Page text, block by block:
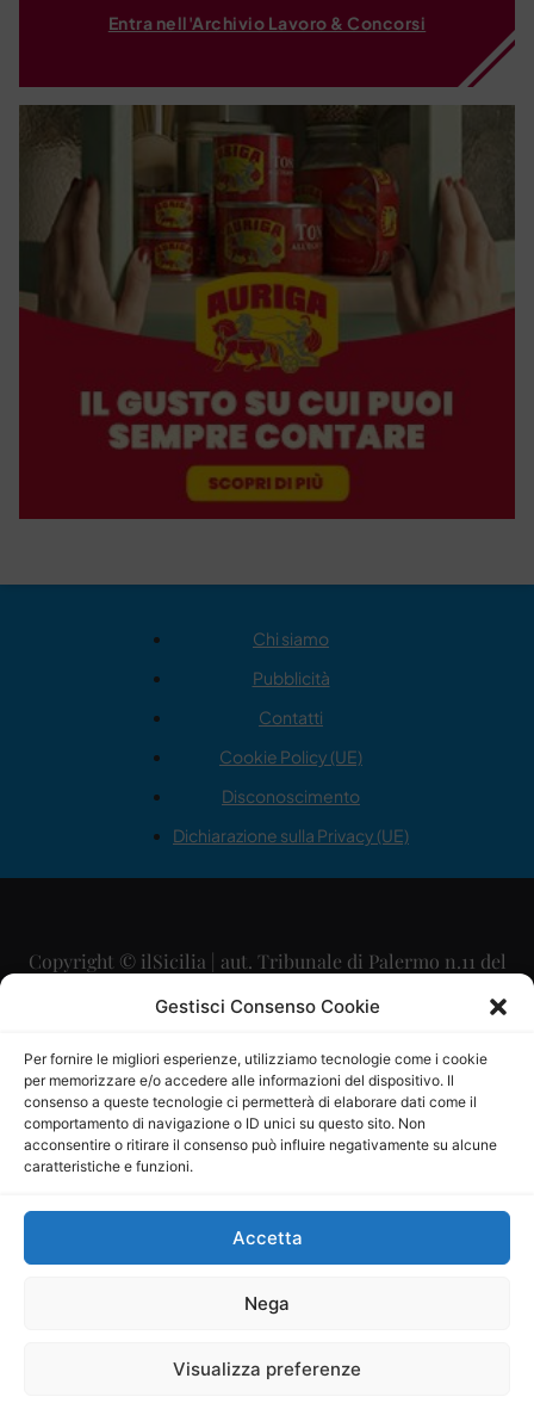
Gestisci Consenso Cookie
Per fornire le migliori esperienze, utilizziamo tecnologie come i cookie
per memorizzare e/o accedere alle informazioni del dispositivo. Il
consenso a queste tecnologie ci permetterà di elaborare dati come il
comportamento di navigazione o ID unici su questo sito. Non
acconsentire o ritirare il consenso può influire negativamente su alcune
caratteristiche e funzioni.
Accetta
Nega
Visualizza preferenze
Entra nell'Archivio Lavoro & Concorsi
Chi siamo
Pubblicità
Contatti
Cookie Policy (UE)
Disconoscimento
Dichiarazione sulla Privacy (UE)
Copyright © ilSicilia | aut. Tribunale di Palermo n.11 del
29/09/2015
Direttore Editoriale: Maurizio Scaglione
Direttore Responsabile: Maria Calabrese
P.IVA: 06334930820
Mercurio Comunicazione Società Cooperativa a r.l. è
iscritta al Registro degli Operatori di Comunicazione al
Sito gestito daLa Digitale srl–info@ladigitale.it